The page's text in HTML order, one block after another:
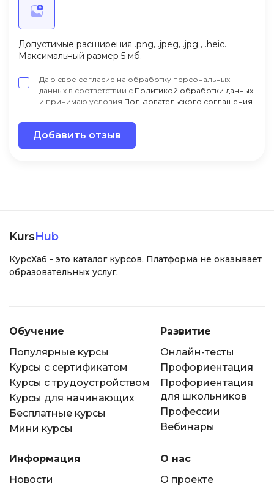
Допустимые расширения .png, .jpeg, .jpg , .heic.
Максимальный размер 5 мб.
Даю свое согласие на обработку персональных
данных в соответствии с Политикой обработки данных
и принимаю условия Пользовательского соглашения
Добавить отзыв
KursHub
КурсХаб - это каталог курсов. Платформа не оказывает
образовательных услуг.
Обучение
Популярные курсы
Курсы с сертификатом
Курсы с трудоустройством
Курсы для начинающих
Бесплатные курсы
Мини курсы
Развитие
Онлайн-тесты
Профориентация
Профориентация
для школьников
Профессии
Вебинары
Информация
Новости
О нас
О проекте